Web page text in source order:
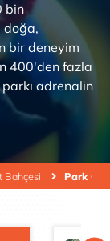
Bahçesi Park Of
bin
doğa,
bir deneyim
400'den fazla
adrenalin